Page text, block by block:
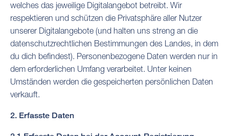
welches das jeweilige Digitalangebot betreibt. Wir
respektieren und schützen die Privatsphäre aller Nutzer
unserer Digitalangebote (und halten uns streng an die
datenschutzrechtlichen Bestimmungen des Landes, in dem
du dich befindest). Personenbezogene Daten werden nur in
dem erforderlichen Umfang verarbeitet. Unter keinen
Umständen werden die gespeicherten persönlichen Daten
verkauft.
2. Erfasste Daten